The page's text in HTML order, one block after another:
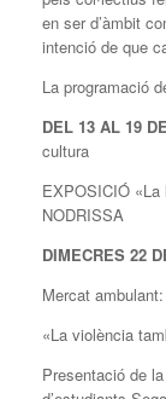
en ser d’àmbit
intenció de que
La programació
DEL 13 AL 19
cultura
EXPOSICIÓ
NODRISSA
DIMECRES 22
Mercat
«La violència
Presentació de